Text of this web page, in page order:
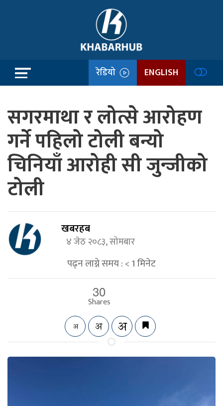
रेडियो ENGLISH
सगरमाथा र लोत्से आरोहण
गर्ने पहिलो टोली बन्यो
चिनियाँ आरोही सी जुन्जीको
टोली
खबरहब
४ जेठ २०८३, सोमबार
पढ्न लाग्ने समय :< 1मिनेट
30
Shares